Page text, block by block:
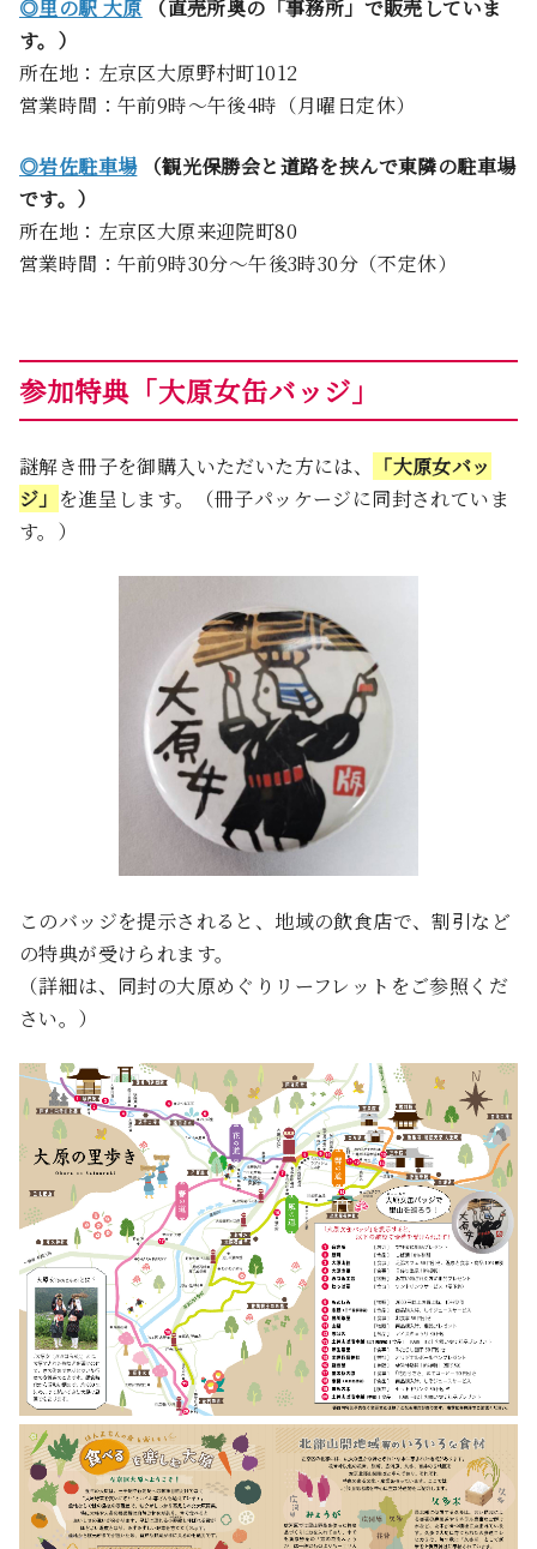
◎里の駅 大原 （直売所奥の「事務所」で販売していま
す。）
所在地：左京区大原野村町1012
営業時間：午前9時～午後4時（月曜日定休）
◎岩佐駐車場（観光保勝会と道路を挟んで東隣の駐車場
です。）
所在地：左京区大原来迎院町80
営業時間：午前9時30分～午後3時30分（不定休）
参加特典「大原女缶バッジ」
謎解き冊子を御購入いただいた方には、
「大原女バッ
ジ」 を進呈します。（冊子パッケージに同封されていま
す。）
このバッジを提示されると、地域の飲食店で、割引など
の特典が受けられます。
（詳細は、同封の大原めぐりリーフレットをご参照くだ
さい。）